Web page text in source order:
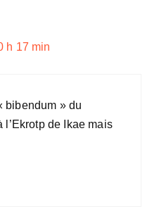
h 17 min
bibendum » du
l’Ekrotp de Ikae mais